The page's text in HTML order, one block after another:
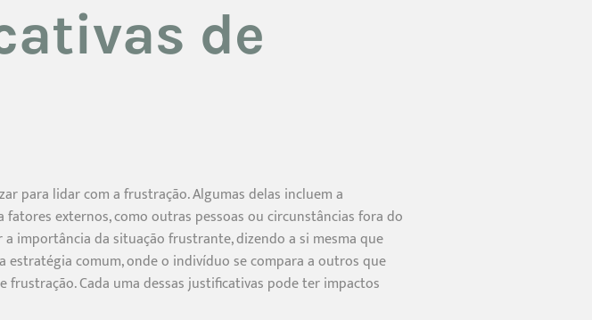
de
para lidar com a frustração. Algumas delas incluem a
externos, como outras pessoas ou circunstâncias fora do
importância da situação frustrante, dizendo a si mesma que
estratégia comum, onde o indivíduo se compara a outros que
Cada uma dessas justificativas pode ter impactos